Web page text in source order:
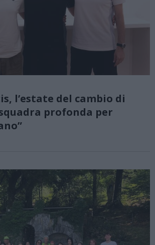
l’estate del cambio di
profonda per